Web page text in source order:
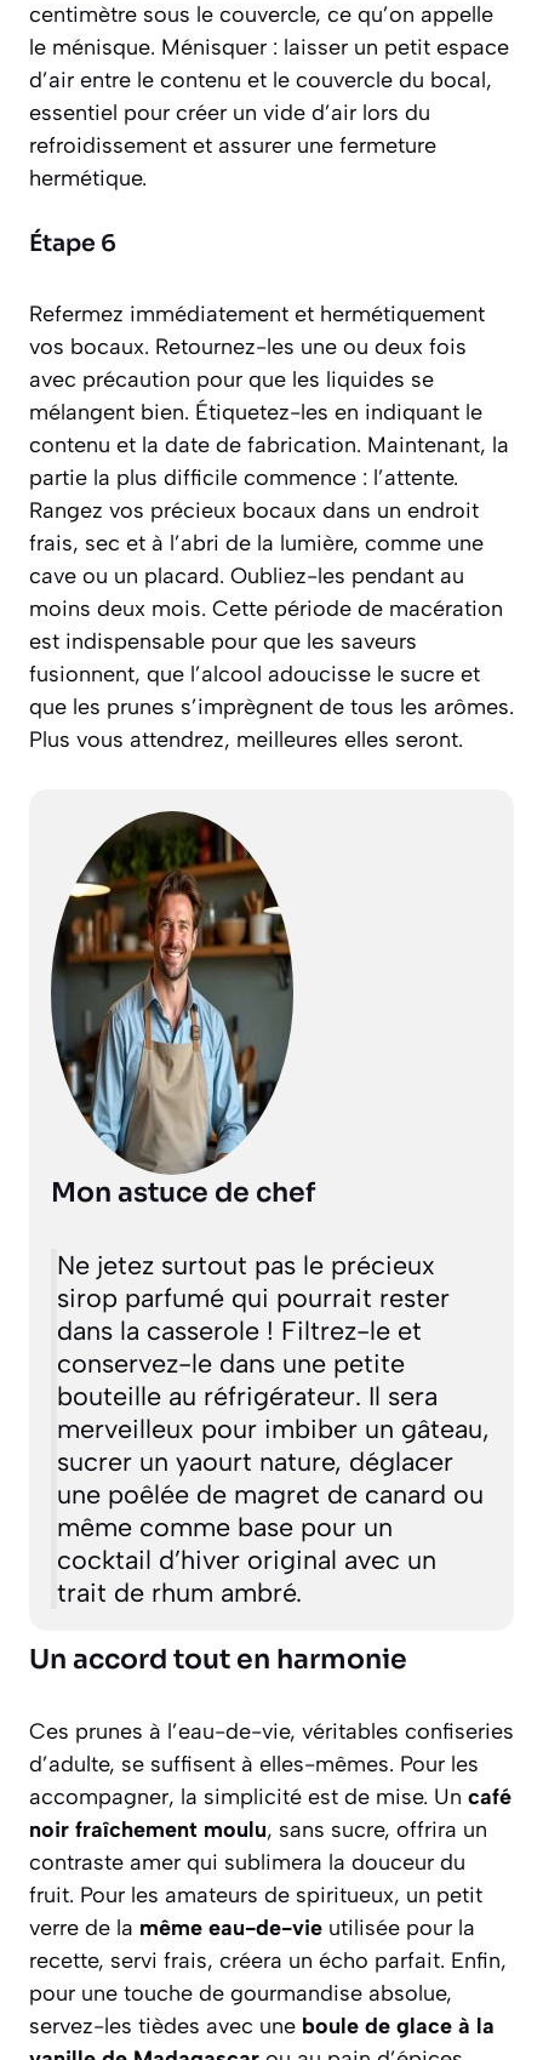
centimètre sous le couvercle, ce qu’on appelle
le ménisque. Ménisquer : laisser un petit espace
d’air entre le contenu et le couvercle du bocal,
essentiel pour créer un vide d’air lors du
refroidissement et assurer une fermeture
hermétique.
Étape 6
Refermez immédiatement et hermétiquement
vos bocaux. Retournez-les une ou deux fois
avec précaution pour que les liquides se
mélangent bien. Étiquetez-les en indiquant le
contenu et la date de fabrication. Maintenant, la
partie la plus difficile commence : l’attente.
Rangez vos précieux bocaux dans un endroit
frais, sec et à l’abri de la lumière, comme une
cave ou un placard. Oubliez-les pendant au
moins deux mois. Cette période de macération
est indispensable pour que les saveurs
fusionnent, que l’alcool adoucisse le sucre et
que les prunes s’imprègnent de tous les arômes.
Plus vous attendrez, meilleures elles seront.
Mon astuce de chef
Ne jetez surtout pas le précieux
sirop parfumé qui pourrait rester
dans la casserole ! Filtrez-le et
conservez-le dans une petite
bouteille au réfrigérateur. Il sera
merveilleux pour imbiber un gâteau,
sucrer un yaourt nature, déglacer
une poêlée de magret de canard ou
même comme base pour un
cocktail d’hiver original avec un
trait de rhum ambré.
Un accord tout en harmonie
Ces prunes à l’eau-de-vie, véritables confiseries
d’adulte, se suffisent à elles-mêmes. Pour les
accompagner, la simplicité est de mise. Un café
noir fraîchement moulu, sans sucre, offrira un
contraste amer qui sublimera la douceur du
fruit. Pour les amateurs de spiritueux, un petit
verre de la même eau-de-vie utilisée pour la
recette, servi frais, créera un écho parfait. Enfin,
pour une touche de gourmandise absolue,
servez-les tièdes avec une boule de glace à la